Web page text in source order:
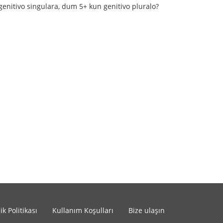
singulara, dum 5+ kun genitivo pluralo?
Politikası Kullanım Koşulları Bize ulaşın